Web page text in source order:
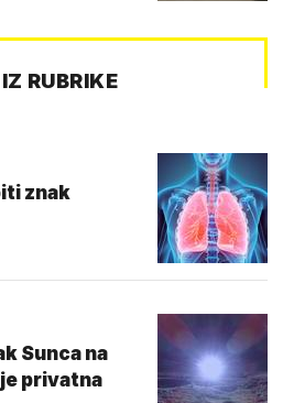
RUBRIKE
znak
Sunca na
privatna